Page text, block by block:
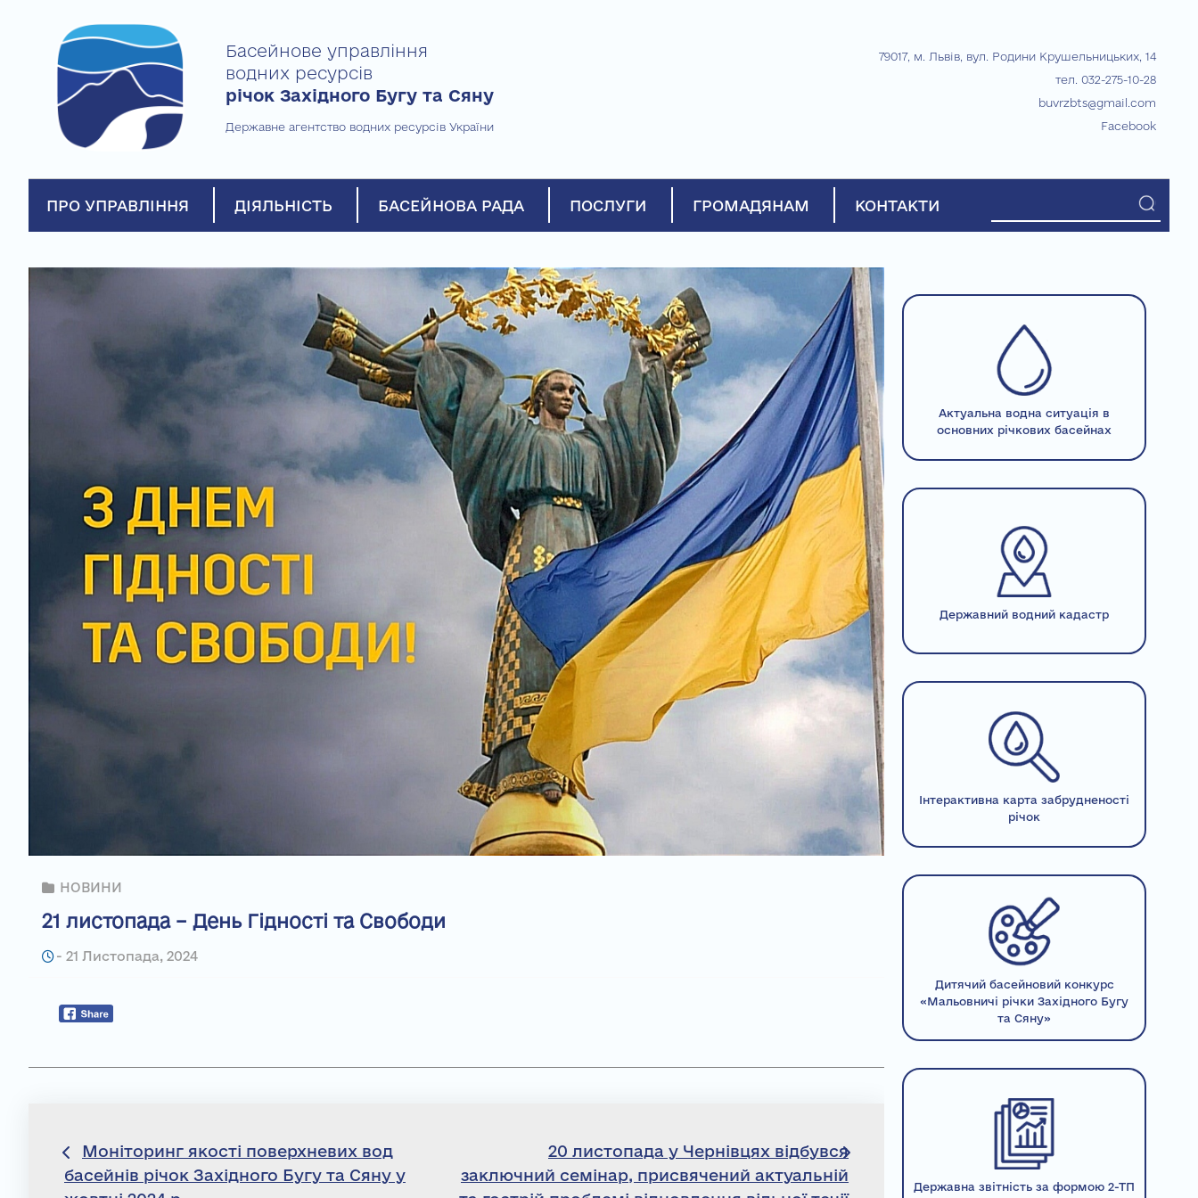
content
Басейнове управління
водних ресурсів
річок Західного Бугу та Сяну
Державне агентство водних ресурсів України
79017, м. Львів, вул. Родини Крушельницьких, 14
тел. 032-275-10-28
buvrzbts@gmail.com
Facebook
ПРО УПРАВЛІННЯ ДІЯЛЬНІСТЬ БАСЕЙНОВА РАДА ПОСЛУГИ ГРОМАДЯНАМ КОНТАКТИ
НОВИНИ
21 листопада – День Гідності та Свободи
- 21 Листопада, 2024
Навігація
записів
Моніторинг якості поверхневих вод
басейнів річок Західного Бугу та Сяну у
20 листопада у Чернівцях відбувся
заключний семінар, присвячений актуальній
Актуальна водна ситуація в
основних річкових басейнах
Державний водний кадастр
Інтерактивна карта забрудненості
річок
Дитячий басейновий конкурс
«Мальовничі річки Західного Бугу
та Сяну»
Державна звітність за формою 2-ТП